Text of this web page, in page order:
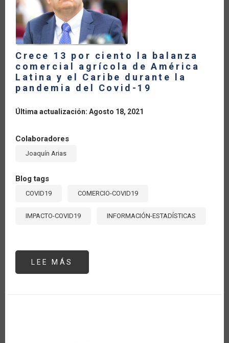
A
RECONSTRUIR
MEJOR?
Crece 13 por ciento la balanza
comercial agrícola de América
Latina y el Caribe durante la
pandemia del Covid-19
Última actualización: Agosto 18, 2021
Colaboradores
Joaquín Arias
Blog tags
COVID19 COMERCIO-COVID19
IMPACTO-COVID19 INFORMACIÓN-ESTADÍSTICAS
LEE MÁS
13